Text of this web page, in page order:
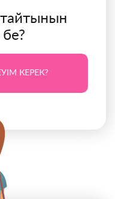
бе?
КЕРЕК?